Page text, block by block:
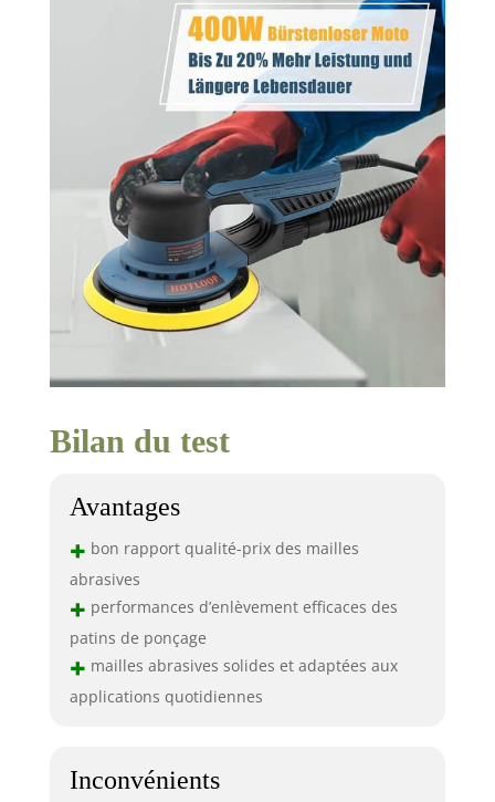
Bilan du test
Avantages
+ bon rapport qualité-prix des mailles
abrasives
+ performances d’enlèvement efficaces des
patins de ponçage
+ mailles abrasives solides et adaptées aux
applications quotidiennes
Inconvénients